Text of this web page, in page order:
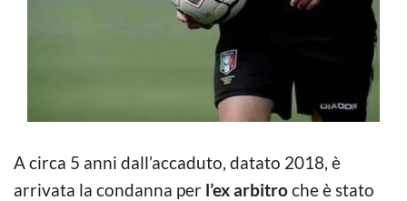
A circa 5 anni dall’accaduto, datato 2018, è
arrivata la condanna per l’ex arbitroche è stato